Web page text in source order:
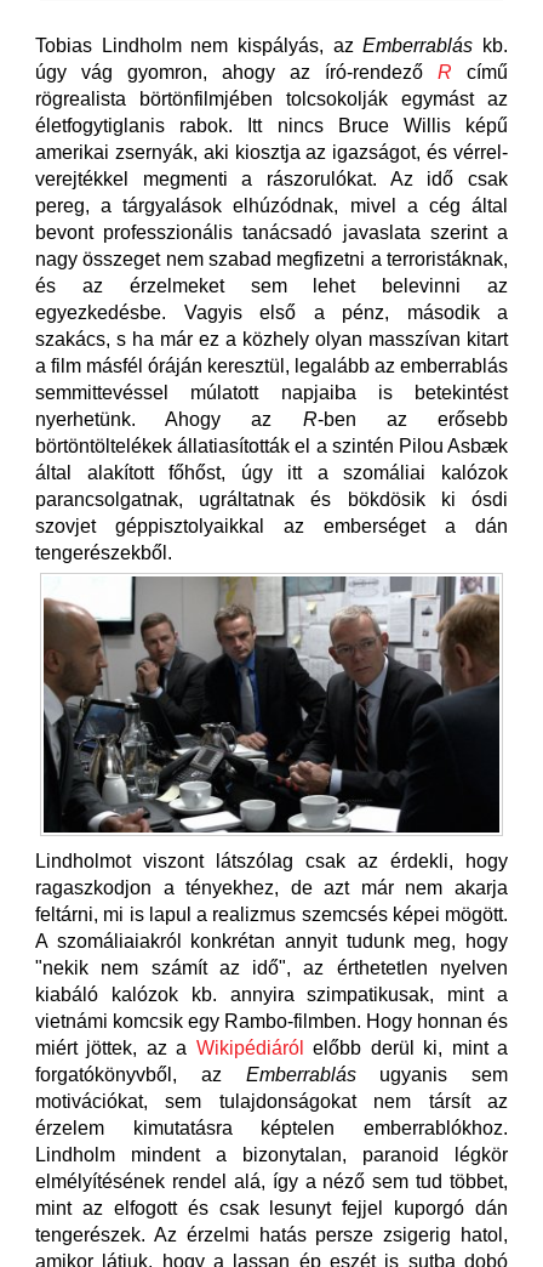
Tobias Lindholm nem kispályás, azEmberrablás kb.
úgy vág gyomron, ahogy az író-rendező R című
rögrealista börtönfilmjében tolcsokolják egymást az
életfogytiglanis rabok. Itt nincs Bruce Willis képű
amerikai zsernyák, aki kiosztja az igazságot, és vérrel-
verejtékkel megmenti a rászorulókat. Az idő csak
pereg, a tárgyalások elhúzódnak, mivel a cég által
bevont professzionális tanácsadó javaslata szerint a
nagy összeget nem szabad megfizetni a terroristáknak,
és az érzelmeket sem lehet belevinni az
egyezkedésbe. Vagyis első a pénz, második a
szakács, s ha már ez a közhely olyan masszívan kitart
a film másfél óráján keresztül, legalább az emberrablás
semmittevéssel múlatott napjaiba is betekintést
nyerhetünk. Ahogy az R-ben az erősebb
börtöntöltelékek állatiasították el a szintén Pilou Asbæk
által alakított főhőst, úgy itt a szomáliai kalózok
parancsolgatnak, ugráltatnak és bökdösik ki ósdi
szovjet géppisztolyaikkal az emberséget a dán
tengerészekből.
Lindholmot viszont látszólag csak az érdekli, hogy
ragaszkodjon a tényekhez, de azt már nem akarja
feltárni, mi is lapul a realizmus szemcsés képei mögött.
A szomáliaiakról konkrétan annyit tudunk meg, hogy
"nekik nem számít az idő", az érthetetlen nyelven
kiabáló kalózok kb. annyira szimpatikusak, mint a
vietnámi komcsik egy Rambo-filmben. Hogy honnan és
miért jöttek, az a Wikipédiáról
előbb derül ki, mint a
forgatókönyvből, az Emberrablásugyanis sem
motivációkat, sem tulajdonságokat nem társít az
érzelem kimutatásra képtelen emberrablókhoz.
Lindholm mindent a bizonytalan, paranoid légkör
elmélyítésének rendel alá, így a néző sem tud többet,
mint az elfogott és csak lesunyt fejjel kuporgó dán
tengerészek. Az érzelmi hatás persze zsigerig hatol,
amikor látjuk, hogy a lassan ép eszét is sutba dobó